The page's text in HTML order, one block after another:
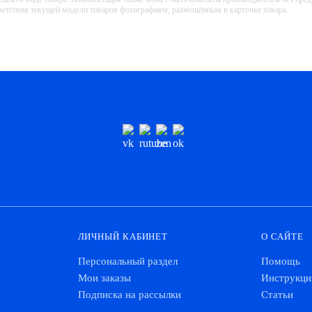
текущей модели товаров фотографиям, размещённым в карточке товара.
ЛИЧНЫЙ КАБИНЕТ
Персональный раздел
Мои заказы
Подписка на рассылки
О САЙТЕ
Помощь
Статьи